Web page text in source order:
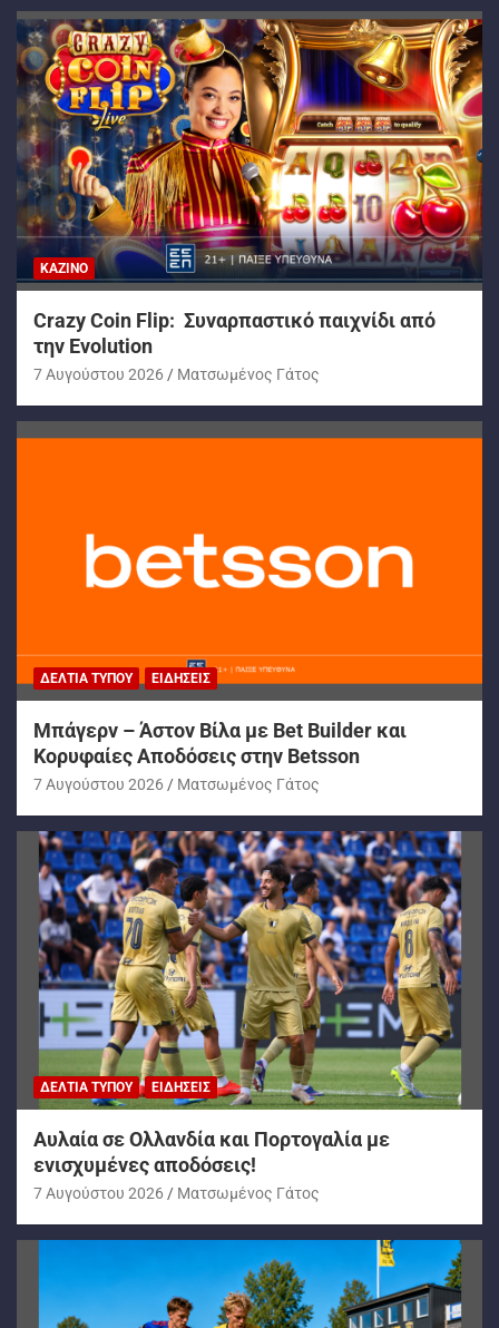
ΚΑΖΊΝΟ
Crazy Coin Flip: Συναρπαστικό παιχνίδι από
την Evolution
7 Αυγούστου 2026 Ματσωμένος Γάτος
ΔΕΛΤΊΑ ΤΎΠΟΥ ΕΙΔΉΣΕΙΣ
Μπάγερν – Άστον Βίλα με Bet Builder και
Κορυφαίες Αποδόσεις στην Betsson
7 Αυγούστου 2026 Ματσωμένος Γάτος
ΔΕΛΤΊΑ ΤΎΠΟΥ ΕΙΔΉΣΕΙΣ
Αυλαία σε Ολλανδία και Πορτογαλία με
ενισχυμένες αποδόσεις!
7 Αυγούστου 2026 Ματσωμένος Γάτος